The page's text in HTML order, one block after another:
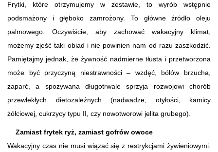
Frytki, które otrzymujemy w zestawie, to wyrób wstępnie
podsmażony i głęboko zamrożony. To główne źródło oleju
palmowego. Oczywiście, aby zachować wakacyjny klimat,
możemy zjeść taki obiad i nie powinien nam od razu zaszkodzić.
Pamiętajmy jednak, że żywność nadmierne tłusta i przetworzona
może być przyczyną niestrawności – wzdęć, bólów brzucha,
zaparć, a spożywana długotrwale sprzyja rozwojowi chorób
przewlekłych dietozależnych (nadwadze, otyłości, kamicy
żółciowej, cukrzycy typu II, czy nowotworowi jelita grubego).
Zamiast frytek ryż, zamiast gofrów owoce
Wakacyjny czas nie musi wiązać się z restrykcjami żywieniowymi.